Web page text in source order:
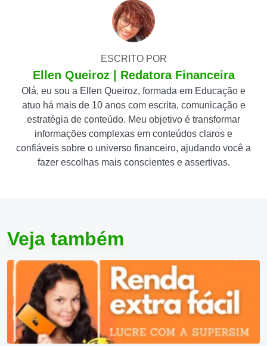
ESCRITO POR
Ellen Queiroz | Redatora Financeira
Olá, eu sou a Ellen Queiroz, formada em Educação e
atuo há mais de 10 anos com escrita, comunicação e
estratégia de conteúdo. Meu objetivo é transformar
informações complexas em conteúdos claros e
confiáveis sobre o universo financeiro, ajudando você a
fazer escolhas mais conscientes e assertivas.
Veja também